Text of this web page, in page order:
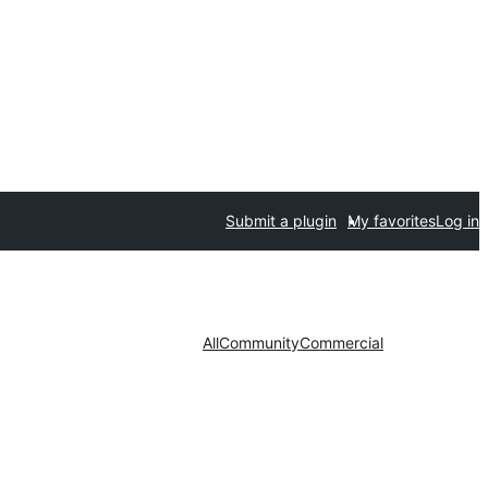
Submit a plugin My favoritesLog in
AllCommunityCommercial